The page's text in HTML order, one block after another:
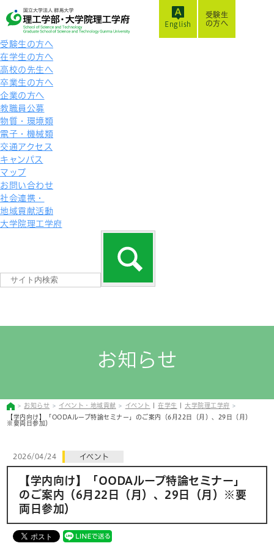
受験生
の方へ
受験生の方へ
在学生の方へ
高校の先生へ
卒業生の方へ
企業の方へ
教職員公募
物質・環境類
電子・機械類
交通アクセス
キャンパス
マップ
お問い合わせ
社会連携・
地域貢献活動
大学院理工学府
English
お知らせ
お知らせ イベント・地域貢献 イベント |在学生 |大学院理工学府
【学内向け】「OODAループ特論セミナー」のご案内（6月22日（月）、29日（月）
※要両日参加）
2026/04/24 イベント
【学内向け】「OODAループ特論セミナー」
のご案内（6月22日（月）、29日（月）※要
両日参加）